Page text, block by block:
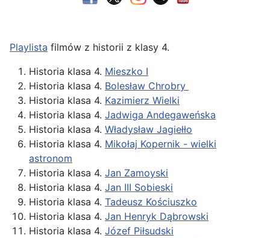
Playlista filmów z historii z klasy 4.
Historia klasa 4. Mieszko I
Historia klasa 4. Bolesław Chrobry
Historia klasa 4. Kazimierz Wielki
Historia klasa 4. Jadwiga Andegaweńska
Historia klasa 4. Władysław Jagiełło
Historia klasa 4. Mikołaj Kopernik - wielki
astronom
Historia klasa 4. Jan Zamoyski
Historia klasa 4. Jan III Sobieski
Historia klasa 4. Tadeusz Kościuszko
Historia klasa 4. Jan Henryk Dąbrowski
Historia klasa 4. Józef Piłsudski